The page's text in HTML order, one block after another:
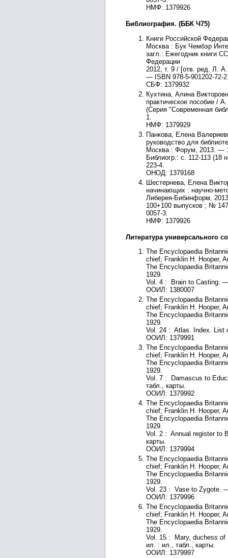
НМФ: 1379926
Библиография. (ББК Ч75)
Книги Российской
Москва : Бук Чембэр
загл.: Ежегодник книги
Федерации
2012, т. 9 / [отв. ред. Л.
— ISBN 978-5-901202-72-
СБФ: 1379932
Кухтина, Алина
практическое пособие /
(Серия "Современная
1.
НМФ: 1379929
Панкова, Елена
руководство для
Москва : Форум, 2013. —
Библиогр.: с. 112-113 (18
223-4.
ОНОД: 1379168
Шестернева, Елена
начинающих : научно-
Либерея-Бибинформ,
100+100 выпусков ; №
0057-3.
НМФ: 1379926
Литература универсального
The Encyclopaedia
chief; Franklin H. Hooper,
The Encyclopaedia
1929.
Vol. 4 : Brain to Casting.
ООИЛ: 1380007
The Encyclopaedia
chief; Franklin H. Hooper,
The Encyclopaedia
1929.
Vol. 24 : Atlas. Index.
ООИЛ: 1379991
The Encyclopaedia
chief; Franklin H. Hooper,
The Encyclopaedia
1929.
Vol. 7 : Damascus to
табл., карты.
ООИЛ: 1379992
The Encyclopaedia
chief; Franklin H. Hooper,
The Encyclopaedia
1929.
Vol. 2 : Annual register to
карты.
ООИЛ: 1379994
The Encyclopaedia
chief; Franklin H. Hooper,
The Encyclopaedia
1929.
Vol. 23 : Vase to Zygote.
ООИЛ: 1379996
The Encyclopaedia
chief; Franklin H. Hooper,
The Encyclopaedia
1929.
Vol. 15 : Mary, duchess
ил. : ил., табл., карты.
ООИЛ: 1379997